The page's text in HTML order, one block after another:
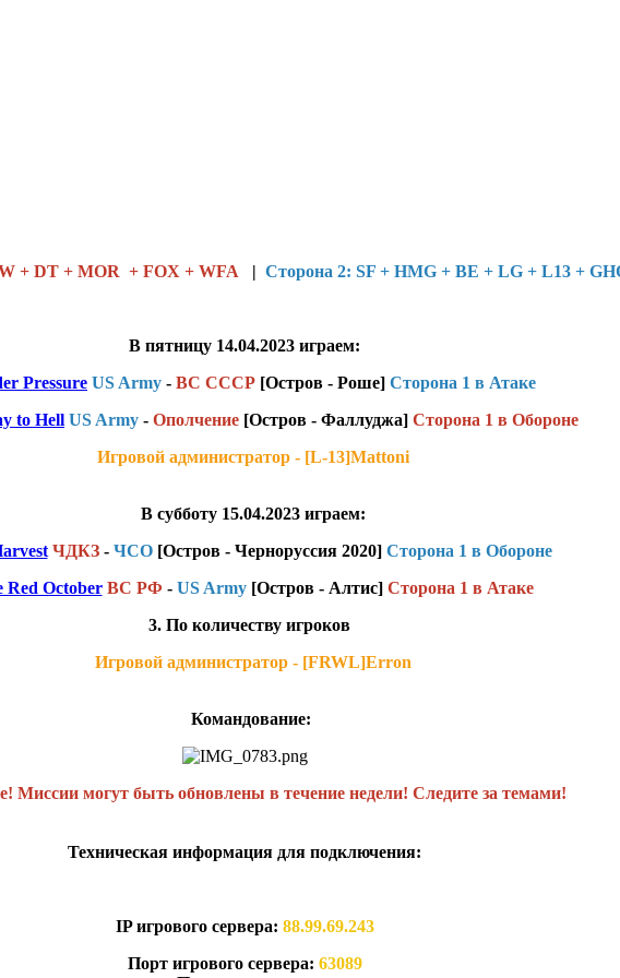
+ DT + MOR + FOX + WFA | Сторона 2: SF + HMG + BE + LG + L13 +
В пятницу 14.04.2023 играем:
Pressure US Army - ВС СССР [Остров - Роше] Сторона 1 в Атаке
to Hell US Army - Ополчение [Остров - Фаллуджа] Сторона 1 в Обороне
Игровой администратор - [L-13]Mattoni
В субботу 15.04.2023 играем:
ЧДКЗ- ЧСО[Остров - Черноруссия 2020] Сторона 1 в Обороне
Red October ВС РФ - US Army[Остров - Алтис] Сторона 1 в Атаке
3. По количеству игроков
Игровой администратор - [FRWL]Erron
Командование:
Миссии могут быть обновлены в течение недели! Следите за темами!
Техническая информация для подключения:
IP игрового сервера: 88.99.69.243
Порт игрового сервера: 63089